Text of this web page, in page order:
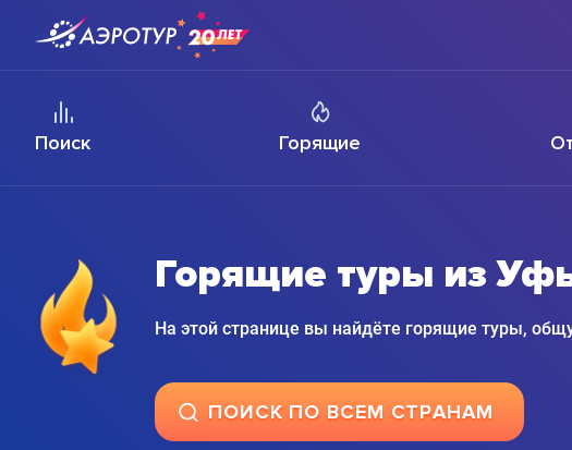
Поиск Горящие
Горящие туры из
На этой странице вы найдёте горящие туры,
ПОИСК ПО ВСЕМ СТРАНАМ